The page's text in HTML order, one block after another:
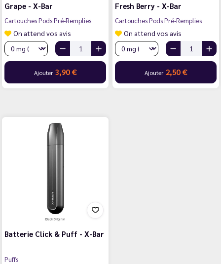
Grape - X-Bar
Cartouches Pods Pré-Remplies
On attend vos avis
Ajouter 3,90 €
Fresh Berry - X-Bar
Cartouches Pods Pré-Remplies
On attend vos avis
Ajouter 2,50 €
Batterie Click & Puff - X-Bar
Puffs